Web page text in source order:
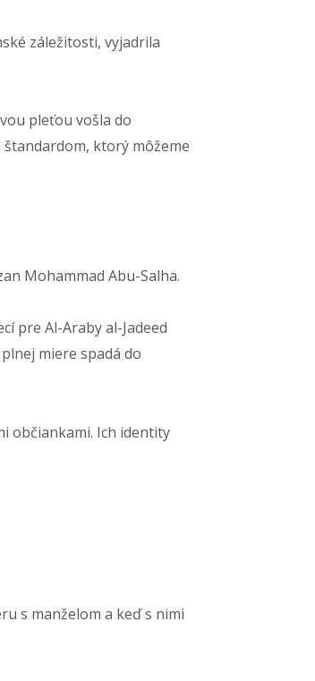
záležitosti, vyjadrila
pleťou vošla do
ktorý môžeme
Mohammad Abu-Salha.
pre Al-Araby al-Jadeed
miere spadá do
občiankami. Ich identity
s manželom a keď s nimi